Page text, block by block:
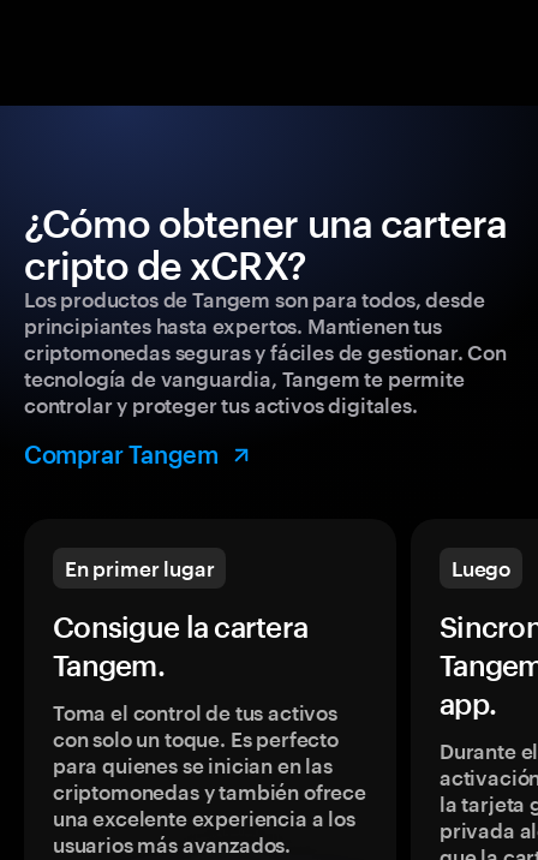
¿Cómo obtener una cartera
cripto de xCRX?
Los productos de Tangem son para todos, desde
principiantes hasta expertos. Mantienen tus
criptomonedas seguras y fáciles de gestionar. Con
tecnología de vanguardia, Tangem te permite
controlar y proteger tus activos digitales.
Comprar Tangem
En primer lugar
Consigue la cartera
Tangem.
Toma el control de tus activos
con solo un toque. Es perfecto
para quienes se inician en las
criptomonedas y también ofrece
una excelente experiencia a los
usuarios más avanzados.
Luego
app.
Durante
la tarjeta
privada